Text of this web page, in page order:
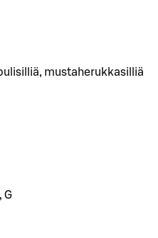
mustaherukkasilliä
G